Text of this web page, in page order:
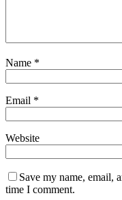
Name *
Email *
Website
Save my name, email,
time I comment.